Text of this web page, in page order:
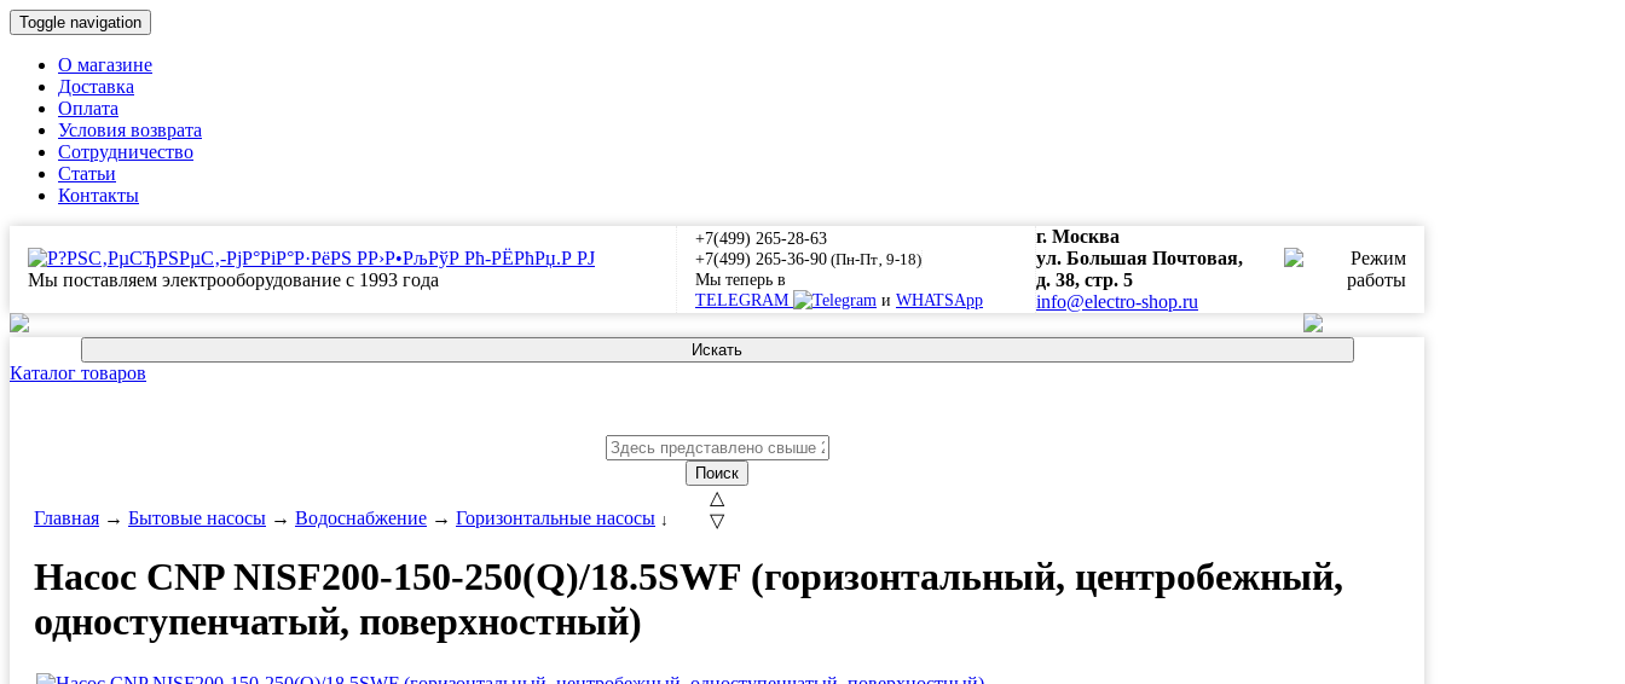
Toggle navigation
О магазине
Доставка
Оплата
Условия возврата
Сотрудничество
Статьи
Контакты
Мы поставляем электрооборудование с 1993 года
+7(499) 265-28-63
+7(499) 265-36-90 (Пн-Пт‚ 9-18)
Мы теперь в
TELEGRAM
и WHATSApp
г. Москва
ул. Большая Почтовая,
д. 38, стр. 5
info@electro-shop.ru
Искать
Каталог товаров
Поиск
△
▽
Главная → Бытовые насосы → Водоснабжение → Горизонтальные насосы ↓
Насос CNP NISF200-150-250(Q)/18.5SWF (горизонтальный, центробежный,
одноступенчатый, поверхностный)